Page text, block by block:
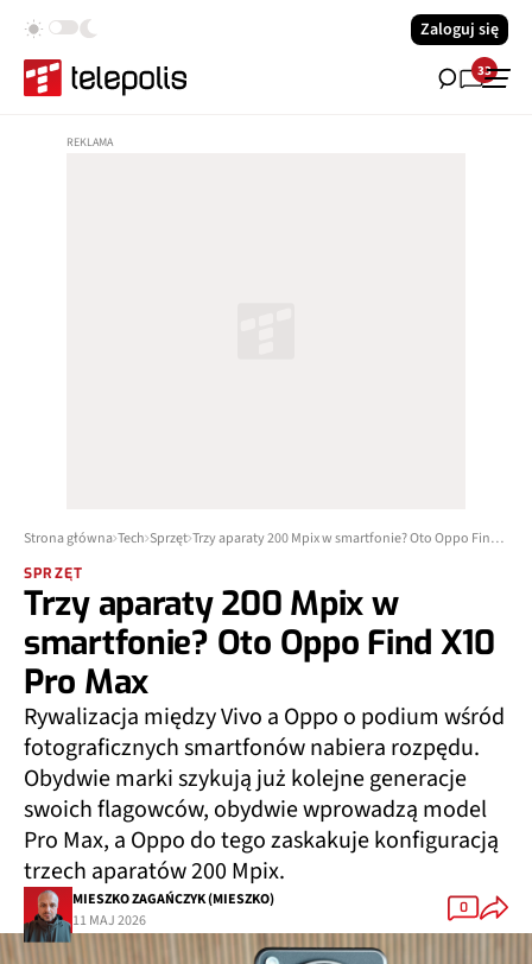
Zaloguj się
33
Strona główna Tech Sprzęt Trzy aparaty 200 Mpix w smartfonie? Oto Oppo Find X10 Pro Max
SPRZĘT
Trzy aparaty 200 Mpix w
smartfonie? Oto Oppo Find X10
Pro Max
Rywalizacja między Vivo a Oppo o podium wśród
fotograficznych smartfonów nabiera rozpędu.
Obydwie marki szykują już kolejne generacje
swoich flagowców, obydwie wprowadzą model
Pro Max, a Oppo do tego zaskakuje konfiguracją
trzech aparatów 200 Mpix.
MIESZKO ZAGAŃCZYK (MIESZKO)
11 MAJ 2026
0